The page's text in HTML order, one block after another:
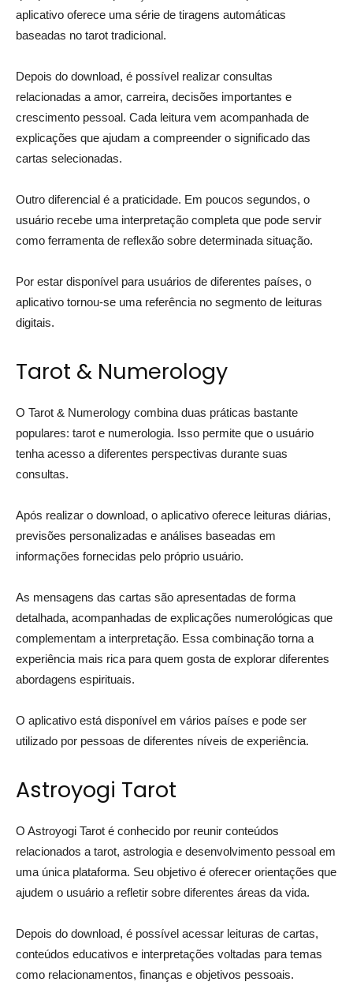
aplicativo oferece uma série de tiragens automáticas
baseadas no tarot tradicional.
Depois do download, é possível realizar consultas
relacionadas a amor, carreira, decisões importantes e
crescimento pessoal. Cada leitura vem acompanhada de
explicações que ajudam a compreender o significado das
cartas selecionadas.
Outro diferencial é a praticidade. Em poucos segundos, o
usuário recebe uma interpretação completa que pode servir
como ferramenta de reflexão sobre determinada situação.
Por estar disponível para usuários de diferentes países, o
aplicativo tornou-se uma referência no segmento de leituras
digitais.
Tarot & Numerology
O Tarot & Numerology combina duas práticas bastante
populares: tarot e numerologia. Isso permite que o usuário
tenha acesso a diferentes perspectivas durante suas
consultas.
Após realizar o download, o aplicativo oferece leituras diárias,
previsões personalizadas e análises baseadas em
informações fornecidas pelo próprio usuário.
As mensagens das cartas são apresentadas de forma
detalhada, acompanhadas de explicações numerológicas que
complementam a interpretação. Essa combinação torna a
experiência mais rica para quem gosta de explorar diferentes
abordagens espirituais.
O aplicativo está disponível em vários países e pode ser
utilizado por pessoas de diferentes níveis de experiência.
Astroyogi Tarot
O Astroyogi Tarot é conhecido por reunir conteúdos
relacionados a tarot, astrologia e desenvolvimento pessoal em
uma única plataforma. Seu objetivo é oferecer orientações que
ajudem o usuário a refletir sobre diferentes áreas da vida.
Depois do download, é possível acessar leituras de cartas,
conteúdos educativos e interpretações voltadas para temas
como relacionamentos, finanças e objetivos pessoais.